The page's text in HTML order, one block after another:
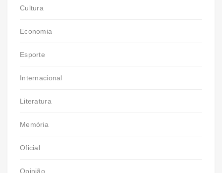
Cultura
Economia
Esporte
Internacional
Literatura
Memória
Oficial
Opinião